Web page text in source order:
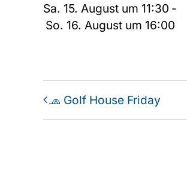
Sa. 15. August um 11:30 -
So. 16. August um 16:00
🧢 Golf House Friday